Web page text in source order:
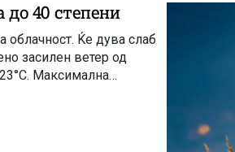
до 40 степени
Ќе дува слаб
засилен ветер од
Максимална